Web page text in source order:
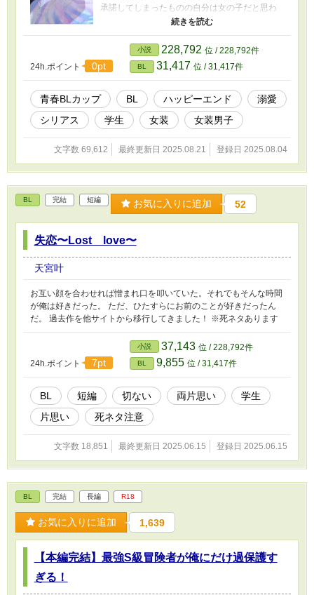
承諾してしまったものの自分は女の子だと思わ
れているし相手はあの爽やかイケメンで人気者
の柊木君。 右往左往しながらも少しずつ歩み寄
っていくラブストーリーです。 シリアス展開あ
ります ※最初は受け視点ですが途中から攻め視
点に変わります
24h.ポイント 0pt
小説 228,792 位 / 228,792件
BL 31,417 位 / 31,417件
青春BLカップ​ BL ハッピーエンド
溺愛
シリアス
学生 女装 女装男子
文字数 69,612 最終更新日 2025.08.21 登録日 2025.08.04
BL 完結 短編 お気に入りに追加 52
失恋〜Lost love〜
天宮叶
お互い顔を合わせれば憎まれ口を叩いていた。それでもそんな時間
が俺は好きだった。 ただ、ひたすらにお前のことが好きだったん
だ。 過去作を他サイトから移行してきました！ ※死ネタあります
24h.ポイント 7pt
小説 37,143 位 / 228,792件
BL 9,855 位 / 31,417件
BL 短編 切ない 両片思い
学生
片思い
死ネタ注意
文字数 18,851 最終更新日 2025.06.15 登録日 2025.06.15
BL 完結 長編 R18
お気に入りに追加 1,639
【本編完結】最強S級冒険者が俺にだけ過保護す
ぎる！